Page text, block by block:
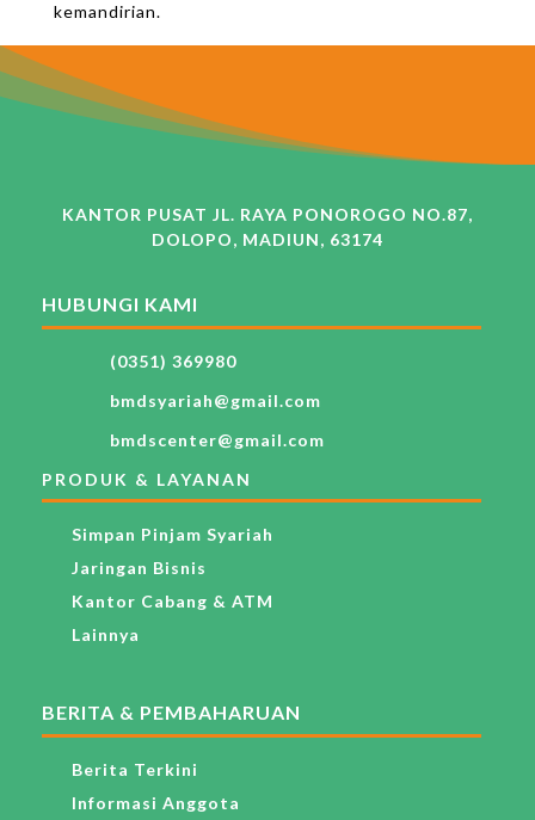
kemandirian.
KANTOR PUSAT JL. RAYA PONOROGO NO.87,
DOLOPO, MADIUN, 63174
HUBUNGI KAMI
(0351) 369980
bmdsyariah@gmail.com
bmdscenter@gmail.com
PRODUK & LAYANAN
Simpan Pinjam Syariah
Jaringan Bisnis
Kantor Cabang & ATM
Lainnya
BERITA & PEMBAHARUAN
Berita Terkini
Informasi Anggota